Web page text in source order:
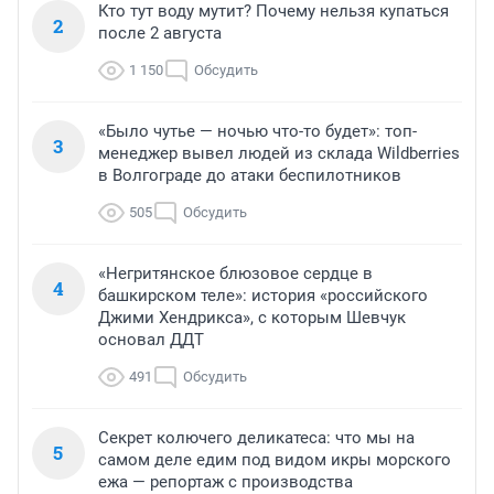
2
Кто тут воду мутит? Почему нельзя купаться
после 2 августа
1 150 Обсудить
3
«Было чутье — ночью что-то будет»: топ-
менеджер вывел людей из склада Wildberries
в Волгограде до атаки беспилотников
505 Обсудить
4
«Негритянское блюзовое сердце в
башкирском теле»: история «российского
Джими Хендрикса», с которым Шевчук
основал ДДТ
491 Обсудить
5
Секрет колючего деликатеса: что мы на
самом деле едим под видом икры морского
ежа — репортаж с производства